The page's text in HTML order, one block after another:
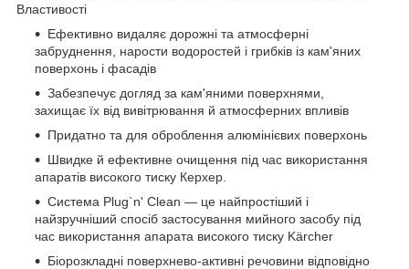
Властивості
Ефективно видаляє дорожні та атмосферні
забруднення, нарости водоростей і грибків із кам'яних
поверхонь і фасадів
Забезпечує догляд за кам'яними поверхнями,
захищає їх від вивітрювання й атмосферних впливів
Придатно та для оброблення алюмінієвих поверхонь
Швидке й ефективне очищення під час використання
апаратів високого тиску Керхер.
Система Plug`n' Clean — це найпростіший і
найзручніший спосіб застосування мийного засобу під
час використання апарата високого тиску Kärcher
Біорозкладні поверхнево-активні речовини відповідно